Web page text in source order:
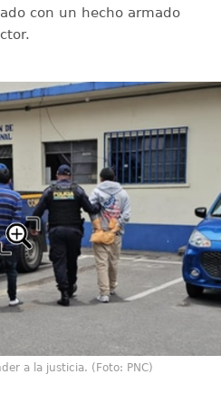
con un hecho armado
a la justicia. (Foto: PNC)